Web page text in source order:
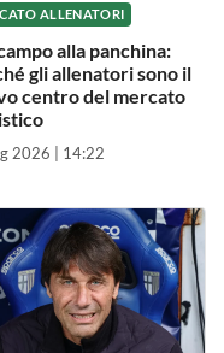
ALLENATORI
alla panchina:
gli allenatori sono il
centro del mercato
2026 | 14:22